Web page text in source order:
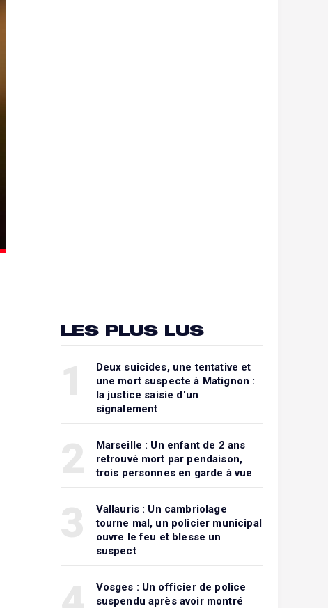
LES PLUS LUS
Deux suicides, une tentative et
une mort suspecte à Matignon :
la justice saisie d'un
signalement
Marseille : Un enfant de 2 ans
retrouvé mort par pendaison,
trois personnes en garde à vue
Vallauris : Un cambriolage
tourne mal, un policier municipal
ouvre le feu et blesse un
suspect
Vosges : Un officier de police
suspendu après avoir montré